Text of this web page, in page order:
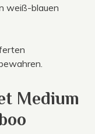
weiß-blauen
Medium